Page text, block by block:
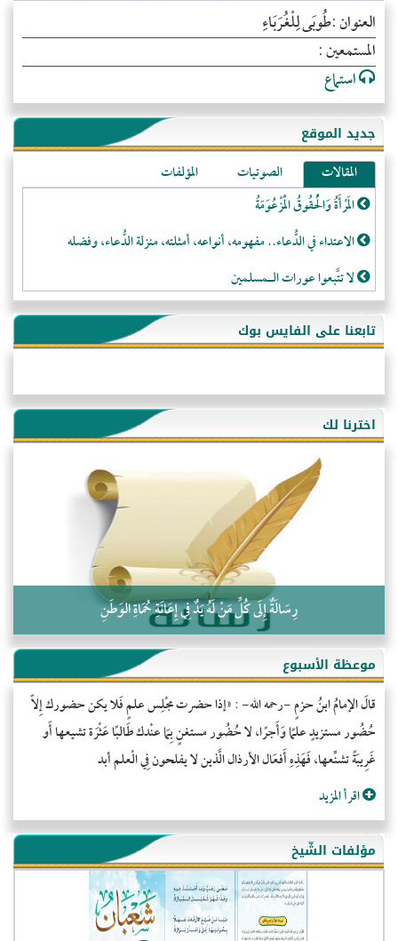
العنوان :طُوبَى لِلْغُرَبَاءِ
المستمعين :
استماع
جديد الموقع
المقالات الصوتيات
المؤلفات
المَرْأَةُ وَالْحُقُوقُ الْمَزْعُوَمَةُ
الاعتداء في الدُّعاء.. مفهومه، أنواعه، أمثلته، منزلة الدُّعاء، وفضله
لا تتَّبعوا عورات الـمسلمين
فقه النَّصيحة عند الصَّحابة الكرام رضي الله عنهم
لَا عِزَّةَ إِلَّا بِالإِسْلَامِ
هذه سبيلنا فماذا تنقمون؟!
أُسُـسُ بَـيْـتِ الـمُسْـلِمِ
التَّعْلِيمُ القُرْآنِي
كلمة إلى إخواني السلفيين في الجزائر
تابعنا على الفايس بوك
اخترنا لك
رِسَالَةٌ إِلَى كُلِّ مَنْ لَهُ يَدٌ فِي إِعَانَةِ حُمَاةِ الوَطَنِ
موعظة الأسبوع
قالَ الإمامُ ابنُ حزمٍ -رحمه الله- : «إذا حضرت مجْلِس علمٍ فَلا يكن حضورك إِلاّ
حُضُور مستزيدٍ علمًا وَأَجرًا، لا حُضُور مستغنٍ بِمَا عنْدك طَالبًا عَثْرَة تشيعها أَو
غَرِيبَةً تشنِّعها، فَهَذِهِ أَفعَال الأرذال الَّذين لا يفلحون فِي الْعلم أبد
اقرأ المزيد
مؤلفات الشّيخ